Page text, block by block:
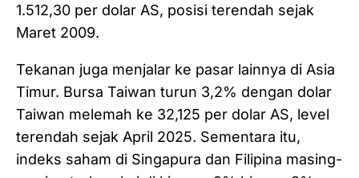
1.512,30 per dolar AS, posisi terendah sejak
Maret 2009.
Tekanan juga menjalar ke pasar lainnya di Asia
Timur. Bursa Taiwan turun 3,2% dengan dolar
Taiwan melemah ke 32,125 per dolar AS, level
terendah sejak April 2025. Sementara itu,
indeks saham di Singapura dan Filipina masing-